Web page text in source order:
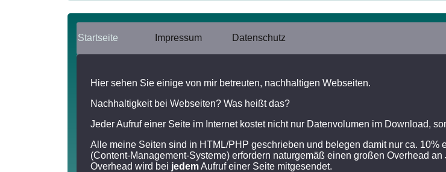
Startseite Impressum Datenschutz
Hier sehen Sie einige von mir betreuten, nachhaltigen Webseiten.
Nachhaltigkeit bei Webseiten? Was heißt das?
Jeder Aufruf einer Seite im Internet kostet nicht nur Datenvolumen im Download,
Alle meine Seiten sind in HTML/PHP geschrieben und belegen damit nur ca. 10%
(Content-Management-Systeme) erfordern naturgemäß einen großen Overhead
Overhead wird bei jedemAufruf einer Seite mitgesendet.